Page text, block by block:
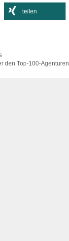
teilen
den Top-100-Agenturen